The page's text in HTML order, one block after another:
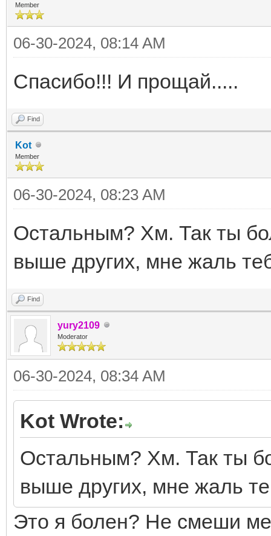
Member
06-30-2024, 08:14 AM
Спасибо!!! И прощай.....
Find
Kot
Member
06-30-2024, 08:23 AM
Остальным? Хм. Так ты
выше других, мне жаль
Find
yury2109
Moderator
06-30-2024, 08:34 AM
Kot Wrote:
Остальным? Хм. Так ты
выше других, мне жаль
Это я болен? Не смеши